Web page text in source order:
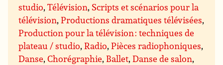
studio,Télévision, Scripts et scénarios pour la
télévision,Productions dramatiques télévisées,
Production pour la télévision : techniques de
plateau / studio,Radio,Pièces radiophoniques,
Danse,Chorégraphie, Ballet,Danse de salon,